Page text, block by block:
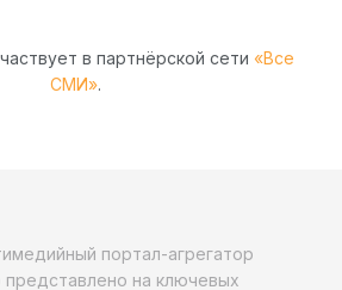
в партнёрской сети «Все
СМИ».
портал-агрегатор
представлено на ключевых